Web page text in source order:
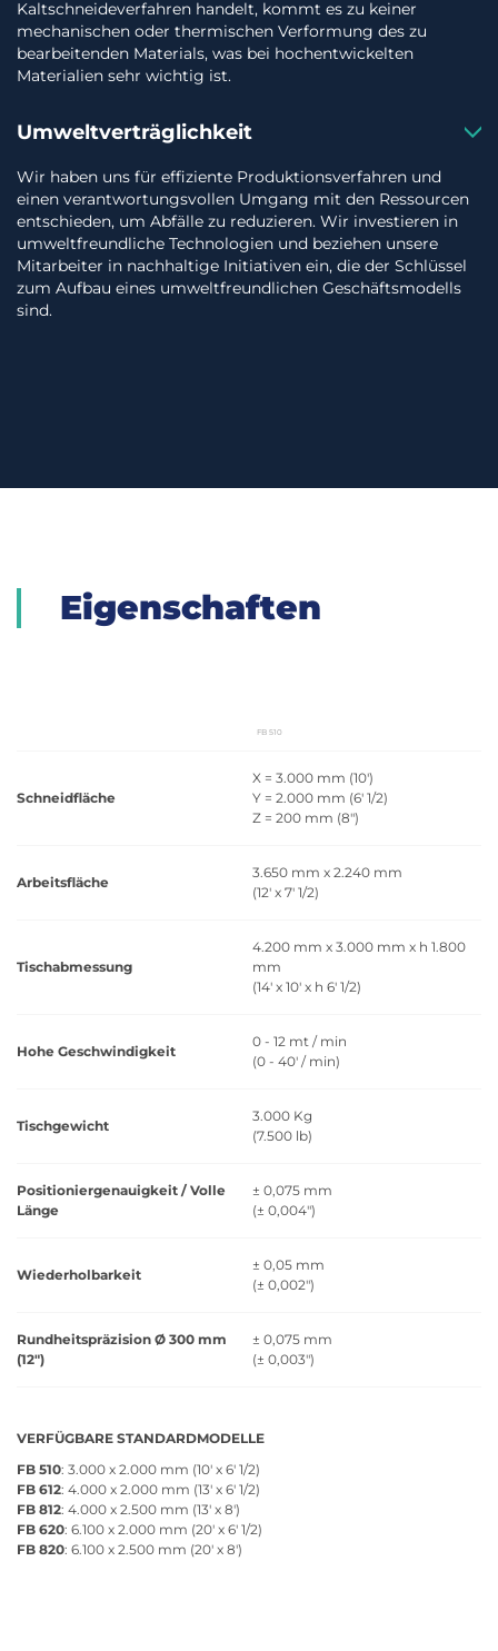
Kaltschneideverfahren handelt, kommt es zu keiner
mechanischen oder thermischen Verformung des zu
bearbeitenden Materials, was bei hochentwickelten
Materialien sehr wichtig ist.
Umweltverträglichkeit
Wir haben uns für effiziente Produktionsverfahren und
einen verantwortungsvollen Umgang mit den Ressourcen
entschieden, um Abfälle zu reduzieren. Wir investieren in
umweltfreundliche Technologien und beziehen unsere
Mitarbeiter in nachhaltige Initiativen ein, die der Schlüssel
zum Aufbau eines umweltfreundlichen Geschäftsmodells
sind.
Eigenschaften
FB 510
Schneidfläche
X = 3.000 mm (10')
Y = 2.000 mm (6' 1/2)
Z = 200 mm (8")
Arbeitsfläche
3.650 mm x 2.240 mm
(12' x 7' 1/2)
Tischabmessung
4.200 mm x 3.000 mm x h 1.800
mm
(14' x 10' x h 6' 1/2)
Hohe Geschwindigkeit
0 - 12 mt / min
(0 - 40' / min)
Tischgewicht
3.000 Kg
(7.500 lb)
Positioniergenauigkeit / Volle
Länge
± 0,075 mm
(± 0,004")
Wiederholbarkeit
± 0,05 mm
(± 0,002")
Rundheitspräzision Ø 300 mm
(12")
± 0,075 mm
(± 0,003")
VERFÜGBARE STANDARDMODELLE
FB 510: 3.000 x 2.000 mm (10' x 6' 1/2)
FB 612: 4.000 x 2.000 mm (13' x 6' 1/2)
FB 812: 4.000 x 2.500 mm (13' x 8')
FB 620: 6.100 x 2.000 mm (20' x 6' 1/2)
FB 820: 6.100 x 2.500 mm (20' x 8')